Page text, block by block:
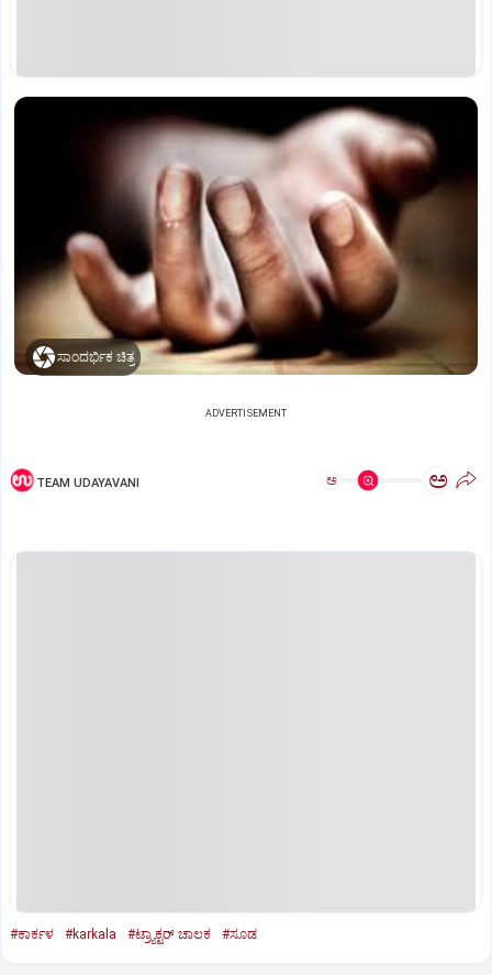
ಸಾಂದರ್ಭಿಕ ಚಿತ್ರ
ADVERTISEMENT
TEAM UDAYAVANI ಅ ಅ
#ಕಾರ್ಕಳ #karkala #ಟ್ರ್ಯಾಕ್ಟರ್ ಚಾಲಕ #ಸೂಡ